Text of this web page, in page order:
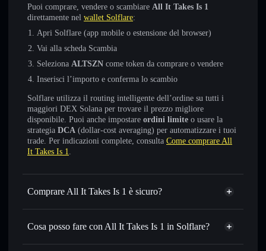
Puoi comprare, vendere o scambiare All It Takes Is 1
direttamente nel wallet Solflare:
Apri Solflare (app mobile o estensione del browser)
Vai alla scheda Scambia
Seleziona ALTSZN come token da comprare o vendere
Inserisci l’importo e conferma lo scambio
Solflare utilizza il routing intelligente dell’ordine su tutti i
maggiori DEX Solana per trovare il prezzo migliore
disponibile. Puoi anche impostare ordini limite o usare la
strategia DCA (dollar-cost averaging) per automatizzare i tuoi
trade. Per indicazioni complete, consulta Come comprare All
It Takes Is 1.
Comprare All It Takes Is 1 è sicuro?
All It Takes Is 1 non è verificato
Cosa posso fare con All It Takes Is 1 in Solflare?
All It Takes Is 1
wallet Solflare